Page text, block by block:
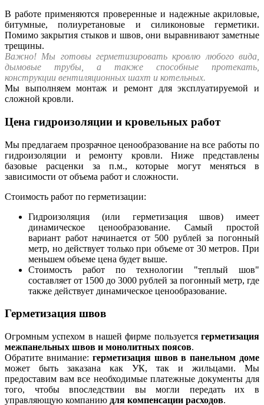
В работе применяются проверенные и надежные акриловые,
битумные, полиуретановые и силиконовые герметики.
Помимо закрытия стыков и швов, они выравнивают заметные
трещины.
Важно! Мы готовы герметизировать кровлю любого вида,
дымовые трубы, а также способные протекать,
конструкции вентиляционных шахт и котельных.
Мы выполняем монтаж и ремонт для эксплуатируемой и
сложной кровли.
Цена гидроизоляции и кровельных работ
Мы предлагаем прозрачное ценообразование на все работы по
гидроизоляции и ремонту кровли. Ниже представлены
базовые расценки за п.м., которые могут меняться в
зависимости от объема работ и сложности.
Стоимость работ по герметизации:
Гидроизоляция (или герметизация швов) имеет
динамическое ценообразование. Самый простой
вариант работ начинается от 500 рублей за погонный
метр, но действует только при объеме от 30 метров. При
меньшем объеме цена будет выше.
Стоимость работ по технологии "теплый шов"
составляет от 1500 до 3000 рублей за погонный метр, где
также действует динамическое ценообразование.
Герметизация швов
Огромным успехом в нашей фирме пользуется герметизация
межпанельных швов и монолитных поясов.
Обратите внимание: герметизация швов в панельном доме
может быть заказана как УК, так и жильцами. Мы
предоставим вам все необходимые платежные документы для
того, чтобы впоследствии вы могли передать их в
управляющую компанию для компенсации расходов.